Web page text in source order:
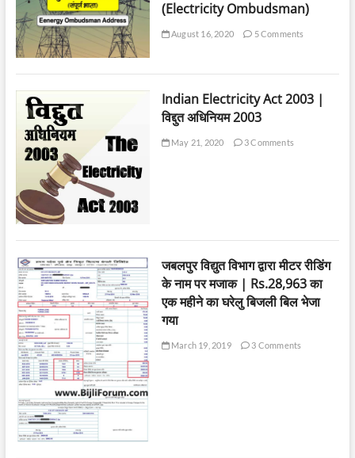
(Electricity Ombudsman)
August 16, 2020 5 Comments
Indian Electricity Act 2003 |
विद्दुत अधिनियम 2003
May 21, 2020 3 Comments
जबलपुर विद्युत विभाग द्वारा मीटर रीडिंग
के नाम पर मजाक | Rs.28,963 का
एक महीने का घरेलु बिजली बिल भेजा
गया
March 19, 2019 3 Comments